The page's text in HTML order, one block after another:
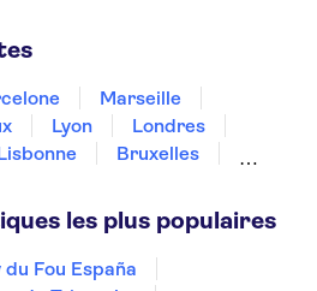
Marseille
Lyon
Londres
Bruxelles
Copenhague Montpellier
les plus populaires
du Fou España